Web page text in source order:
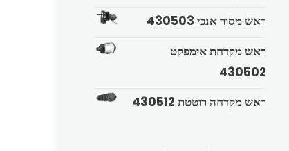
ראש מסור אנכי 430503
ראש מקדחת אימפקט
430502
ראש מקדחה רוטטת 430512